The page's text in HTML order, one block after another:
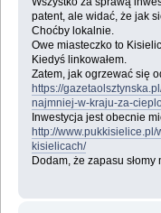
patent, ale widać, że jak
Choćby lokalnie.
Owe miasteczko to
Kiedyś linkowałem.
Zatem, jak ogrzewać się
https://
najmniej-w-kraju-za-
Inwestycja jest obecnie
http://
kisielicach/
Dodam, że zapasu